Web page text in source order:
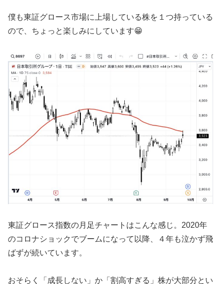
僕も東証グロース市場に上場している株を１つ持っている
ので、ちょっと楽しみにしています😁
東証グロース指数の月足チャートはこんな感じ。2020年
のコロナショックでブームになって以降、４年も泣かず飛
ばずが続いています。
おそらく「成長しない」か「割高すぎる」株が大部分とい